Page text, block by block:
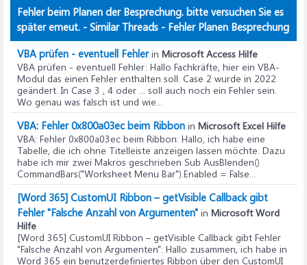
Fehler beim Planen der Besprechung. bitte versuchen Sie es
später erneut. - Similar Threads - Fehler Planen Besprechung
VBA prüfen - eventuell Fehlerin Microsoft Access Hilfe
VBA prüfen - eventuell Fehler: Hallo Fachkräfte, hier ein VBA-
Modul das einen Fehler enthalten soll. Case 2 wurde in 2022
geändert. In Case 3 , 4 oder ... soll auch noch ein Fehler sein.
Wo genau was falsch ist und wie...
VBA: Fehler 0x800a03ec beim Ribbon in Microsoft Excel Hilfe
VBA: Fehler 0x800a03ec beim Ribbon: Hallo, ich habe eine
Tabelle, die ich ohne Titelleiste anzeigen lassen möchte. Dazu
habe ich mir zwei Makros geschrieben Sub AusBlenden()
CommandBars("Worksheet Menu Bar").Enabled = False...
[Word 365] CustomUI Ribbon – getVisible Callback gibt
Fehler "Falsche Anzahl von Argumenten" in Microsoft Word
Hilfe
[Word 365] CustomUI Ribbon – getVisible Callback gibt Fehler
"Falsche Anzahl von Argumenten": Hallo zusammen, ich habe in
Word 365 ein benutzerdefiniertes Ribbon über den CustomUI